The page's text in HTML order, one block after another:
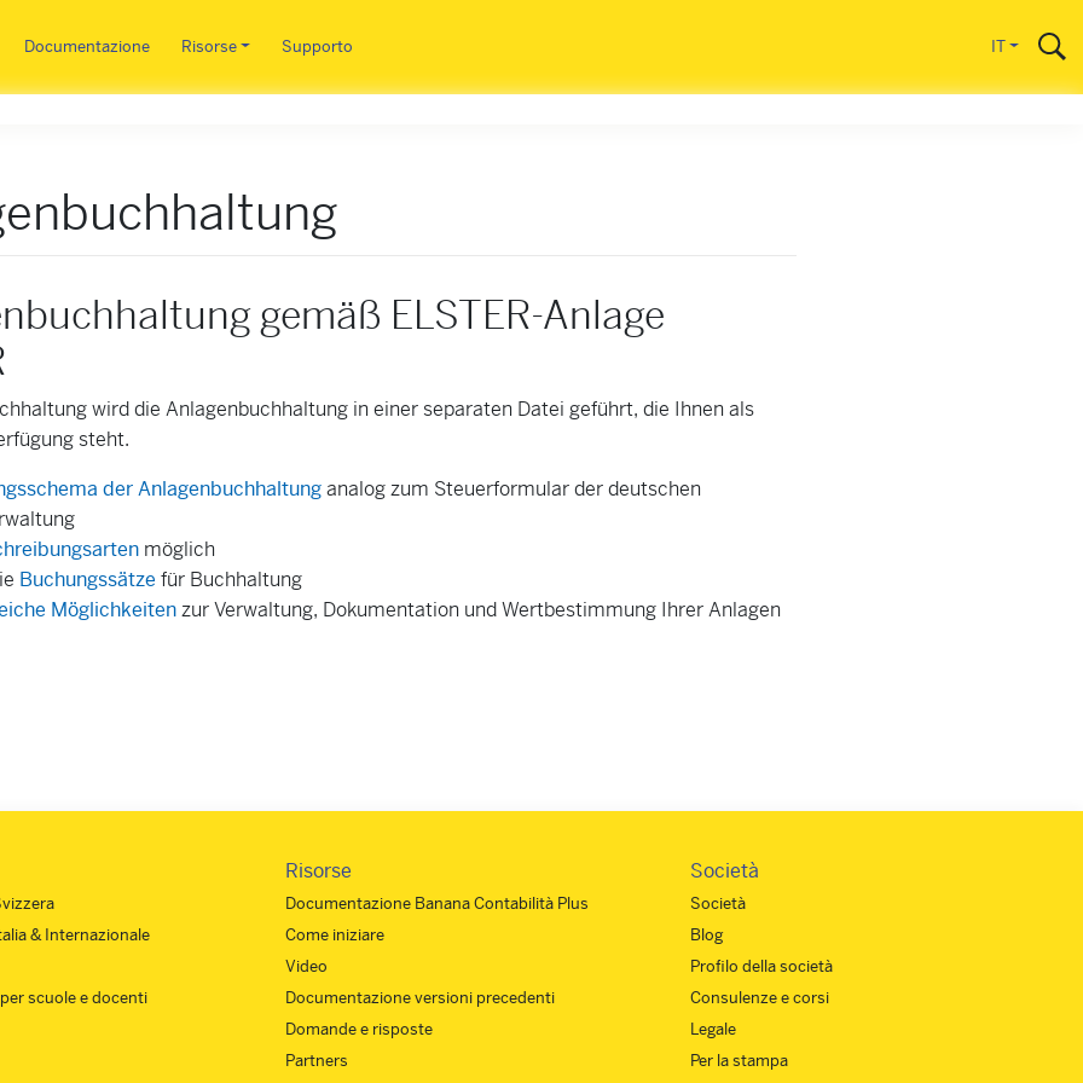
Documentazione Risorse Supporto IT
gemäß ELSTER-Anlage
wird die Anlagenbuchhaltung in einer separaten Datei geführt, die Ihnen als
steht.
der Anlagenbuchhaltunganalog zum Steuerformular der deutschen
möglich
Buchungssätze für Buchhaltung
Möglichkeitenzur Verwaltung, Dokumentation und Wertbestimmung Ihrer Anlagen
& Internazionale
scuole e docenti
Risorse
Documentazione Banana Contabilità Plus
Come iniziare
Video
Documentazione versioni precedenti
Domande e risposte
Partners
Società
Società
Blog
Profilo della società
Consulenze e corsi
Legale
Per la stampa